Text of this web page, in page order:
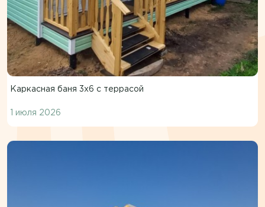
Каркасная баня 3х6 с террасой
1 июля 2026